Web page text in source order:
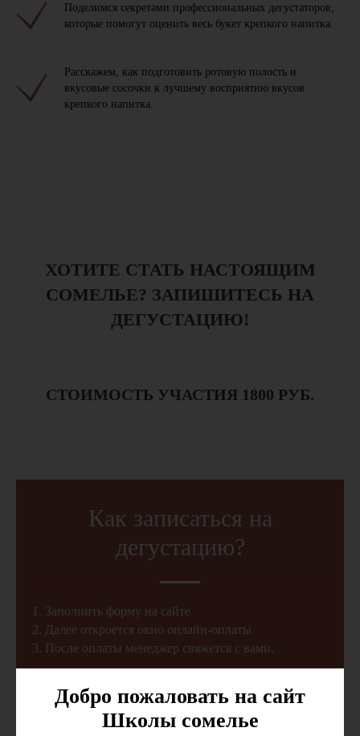
Добро пожаловать на сайт
Школы сомелье
Поделимся секретами профессиональных дегустаторов,
которые помогут оценить весь букет крепкого напитка.
Расскажем, как подготовить ротовую полость и
вкусовые сосочки к лучшему восприятию вкусов
крепкого напитка.
ХОТИТЕ СТАТЬ НАСТОЯЩИМ
СОМЕЛЬЕ? ЗАПИШИТЕСЬ НА
ДЕГУСТАЦИЮ!
СТОИМОСТЬ УЧАСТИЯ 1800 РУБ.
Как записаться на
дегустацию?
1. Заполнить форму на сайте
2. Далее откроется окно онлайн-оплаты
3. После оплаты менеджер свяжется с вами.
До встречи!